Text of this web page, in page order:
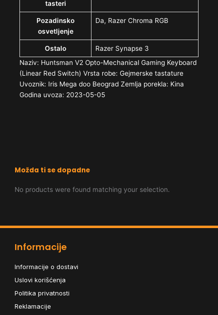
tasteri
Pozadinsko
osvetljenje
Da, Razer Chroma RGB
Ostalo
Razer Synapse 3
Naziv: Huntsman V2 Opto-Mechanical Gaming Keyboard
(Linear Red Switch) Vrsta robe: Gejmerske tastature
Uvoznik: Iris Mega doo Beograd Zemlja porekla: Kina
Godina uvoza: 2023-05-05
Možda ti se dopadne
No products were found matching your selection.
Informacije
Informacije o dostavi
Uslovi korišćenja
Politika privatnosti
Reklamacije